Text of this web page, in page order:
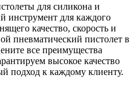
для силикона и
инструмент для каждого
качество, скорость и
пневматический пистолет в
все преимущества
высокое качество
подход к каждому клиенту.